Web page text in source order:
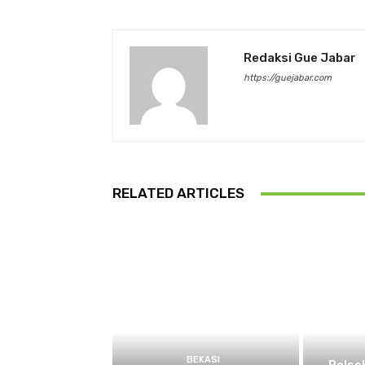
Redaksi Gue Jabar
https://guejabar.com
RELATED ARTICLES
BEKASI